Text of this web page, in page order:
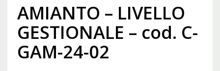
AMIANTO – LIVELLO
GESTIONALE – cod. C-
GAM-24-02